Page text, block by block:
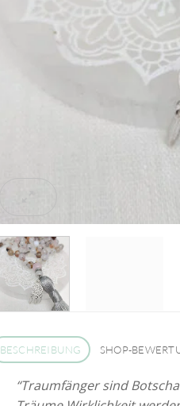
BESCHREIBUNG SHOP-
“Traumfänger sind